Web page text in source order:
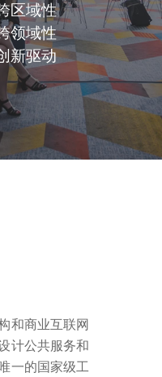
区域性
领域性
新驱动
和商业互联网
计公共服务和
一的国家级工